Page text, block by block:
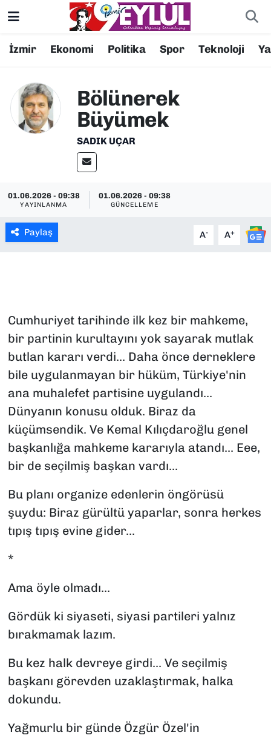
İzmir Ekonomi Politika Spor Teknoloji
Bölünerek
Büyümek
SADIK UÇAR
01.06.2026 - 09:38
YAYINLANMA
01.06.2026 - 09:38
GÜNCELLEME
Paylaş A- A+
Cumhuriyet tarihinde ilk kez bir mahkeme,
bir partinin kurultayını yok sayarak mutlak
butlan kararı verdi... Daha önce derneklere
bile uygulanmayan bir hüküm, Türkiye'nin
ana muhalefet partisine uygulandı...
Dünyanın konusu olduk. Biraz da
küçümsendik. Ve Kemal Kılıçdaroğlu genel
başkanlığa mahkeme kararıyla atandı... Eee,
bir de seçilmiş başkan vardı...
Bu planı organize edenlerin öngörüsü
şuydu: Biraz gürültü yaparlar, sonra herkes
tıpış tıpış evine gider...
*
Ama öyle olmadı...
Gördük ki siyaseti, siyasi partileri yalnız
bırakmamak lazım.
Bu kez halk devreye girdi... Ve seçilmiş
başkanı görevden uzaklaştırmak, halka
dokundu.
Yağmurlu bir günde Özgür Özel'in
Resmi İlanlar
DÜNYA
EKONOMİ
KÜLTÜR SANAT
MAGAZİN
SPOR
TEKNOLOJİ
YAŞAM
YEREL YÖNETİMLER
Konak Nöbetçi Eczaneler
Konak Trafik Yoğunluk Haritası
Süper Lig Puan Durumu ve Fikstür
Tüm Manşetler
Son Dakika Haberleri
Haber Arşivi